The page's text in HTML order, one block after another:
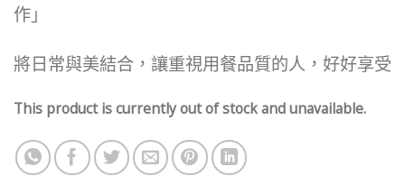
作」
將日常與美結合，讓重視用餐品質的人，好好享受
This product is currently out of stock and unavailable.